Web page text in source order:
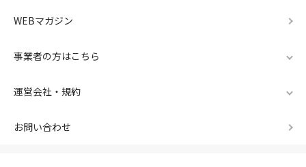
WEBマガジン
事業者の方はこちら
運営会社・規約
お問い合わせ